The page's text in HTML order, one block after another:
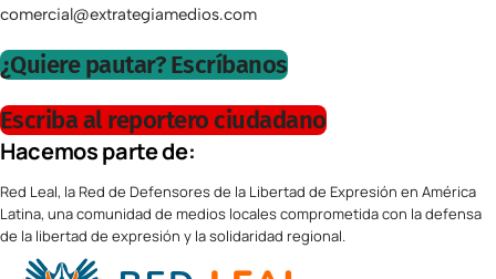
comercial@extrategiamedios.com
¿Quiere pautar? Escríbanos
Escriba al reportero ciudadano
Hacemos parte de:
Red Leal, la Red de Defensores de la Libertad de Expresión en América
Latina, una comunidad de medios locales comprometida con la defensa
de la libertad de expresión y la solidaridad regional.